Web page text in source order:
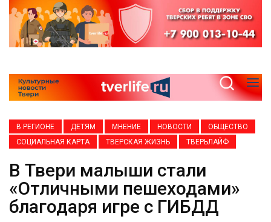
В РЕГИОНЕ ДЕТЯМ МНЕНИЕ НОВОСТИ
ОБЩЕСТВО
СОЦИАЛЬНАЯ КАРТА
ТВЕРСКАЯ ЖИЗНЬ ТВЕРЬЛАЙФ
В Твери малыши стали
«Отличными пешеходами»
благодаря игре с ГИБДД